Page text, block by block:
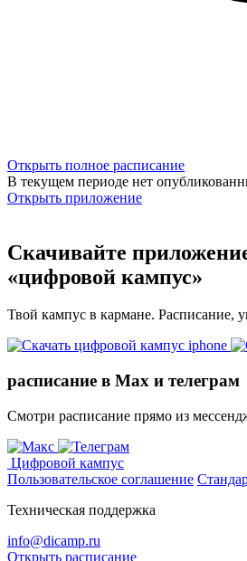
Открыть полное расписание
В текущем периоде нет
Открыть приложение
Скачивайте
«цифровой кампус»
Твой кампус в кармане. Расписание,
расписание в Max и телеграм
Смотри расписание прямо из
Цифровой кампус
Пользовательское соглашение
Техническая поддержка
info@dicamp.ru
Открыть расписание